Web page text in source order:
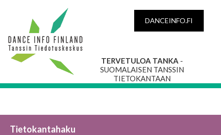
DANCEINFO.FI
TERVETULOA TANKA -
SUOMALAISEN TANSSIN
TIETOKANTAAN
Tietokantahaku